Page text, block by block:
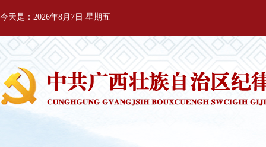
今天是：2026年8月7日 星期五